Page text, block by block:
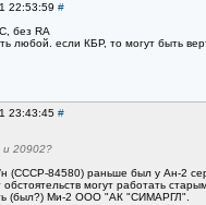
22:53:59 #
без RA
любой. если КБР, то могут быть
23:43:45 #
и 20902?
(CCCP-84580) раньше был у Ан-2
обстоятельств могут работать
(был?) Ми-2 ООО "АК "СИМАРГЛ".